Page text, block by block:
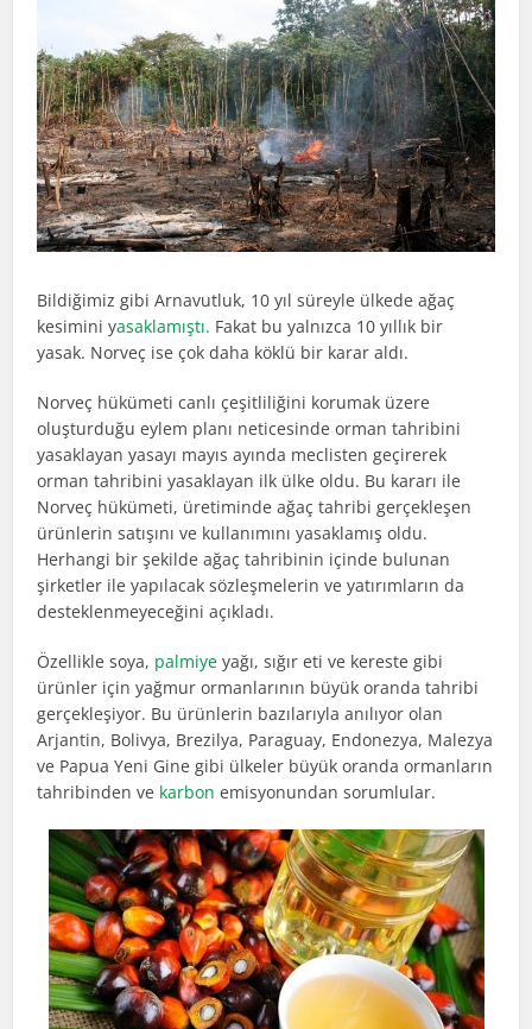
Bildiğimiz gibi Arnavutluk, 10 yıl süreyle ülkede ağaç
kesimini yasaklamıştı. Fakat bu yalnızca 10 yıllık bir
yasak. Norveç ise çok daha köklü bir karar aldı.
Norveç hükümeti canlı çeşitliliğini korumak üzere
oluşturduğu eylem planı neticesinde orman tahribini
yasaklayan yasayı mayıs ayında meclisten geçirerek
orman tahribini yasaklayan ilk ülke oldu. Bu kararı ile
Norveç hükümeti, üretiminde ağaç tahribi gerçekleşen
ürünlerin satışını ve kullanımını yasaklamış oldu.
Herhangi bir şekilde ağaç tahribinin içinde bulunan
şirketler ile yapılacak sözleşmelerin ve yatırımların da
desteklenmeyeceğini açıkladı.
Özellikle soya, palmiye yağı, sığır eti ve kereste gibi
ürünler için yağmur ormanlarının büyük oranda tahribi
gerçekleşiyor. Bu ürünlerin bazılarıyla anılıyor olan
Arjantin, Bolivya, Brezilya, Paraguay, Endonezya, Malezya
ve Papua Yeni Gine gibi ülkeler büyük oranda ormanların
tahribinden ve karbon emisyonundan sorumlular.